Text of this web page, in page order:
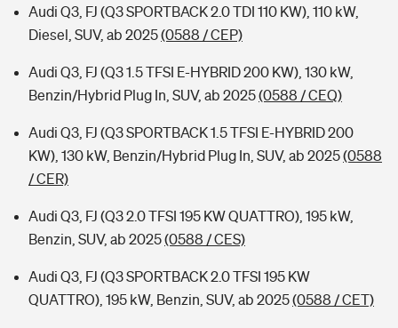
Audi Q3, FJ (Q3 SPORTBACK 2.0 TDI 110 KW), 110 kW,
Diesel, SUV, ab 2025(0588 / CEP)
Audi Q3, FJ (Q3 1.5 TFSI E-HYBRID 200 KW), 130 kW,
Benzin/Hybrid Plug In, SUV, ab 2025(0588 / CEQ)
Audi Q3, FJ (Q3 SPORTBACK 1.5 TFSI E-HYBRID 200
KW), 130 kW, Benzin/Hybrid Plug In, SUV, ab 2025(0588
/ CER)
Audi Q3, FJ (Q3 2.0 TFSI 195 KW QUATTRO), 195 kW,
Benzin, SUV, ab 2025(0588 / CES)
Audi Q3, FJ (Q3 SPORTBACK 2.0 TFSI 195 KW
QUATTRO), 195 kW, Benzin, SUV, ab 2025(0588 / CET)